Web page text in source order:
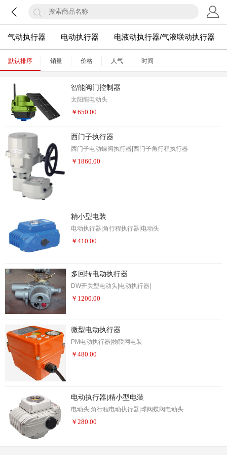
气动执行器 电动执行器 电液动执行器/气液联动执行器
默认排序 销量 价格 人气 时间
智能阀门控制器
太阳能电动头
￥ 650.00
西门子执行器
西门子电动蝶阀执行器|西门子角行程执行器
￥ 1860.00
精小型电装
电动执行器|角行程执行器|电动头
￥ 410.00
多回转电动执行器
DW开关型电动头|电动执行器|
￥ 1200.00
微型电动执行器
PM电动执行器|物联网电装
￥ 480.00
电动执行器|精小型电装
电动头|角行程电动执行器|球阀蝶阀电动头
￥ 280.00